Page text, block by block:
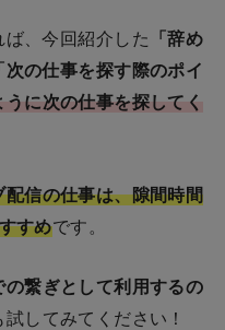
、今回紹介した
「辞め
の仕事を探す際のポイ
に次の仕事を探してく
信の仕事は、隙間時間
すめです。
繋ぎとして利用するの
してみてください！